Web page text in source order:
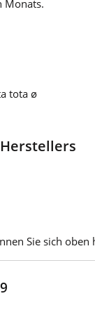
Monats.
tota ø
Sie sich oben
9